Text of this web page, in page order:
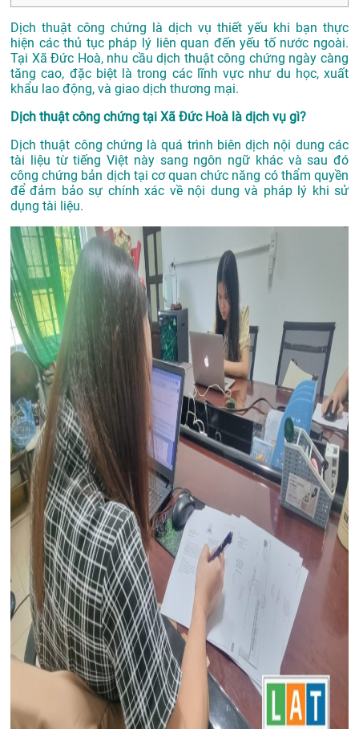
Dịch thuật công chứng là dịch vụ thiết yếu khi bạn thực
hiện các thủ tục pháp lý liên quan đến yếu tố nước ngoài.
Tại Xã Đức Hoà, nhu cầu dịch thuật công chứng ngày càng
tăng cao, đặc biệt là trong các lĩnh vực như du học, xuất
khẩu lao động, và giao dịch thương mại.
Dịch thuật công chứng tại Xã Đức Hoà là dịch vụ gì?
Dịch thuật công chứng là quá trình biên dịch nội dung các
tài liệu từ tiếng Việt này sang ngôn ngữ khác và sau đó
công chứng bản dịch tại cơ quan chức năng có thẩm quyền
để đảm bảo sự chính xác về nội dung và pháp lý khi sử
dụng tài liệu.